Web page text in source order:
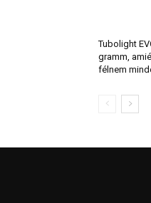
Tubolight
gramm,
félnem